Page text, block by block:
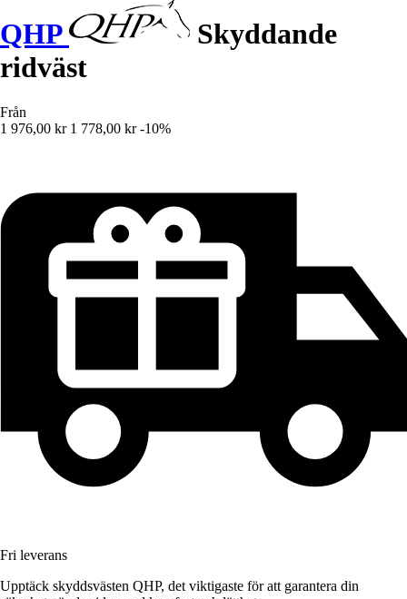
QHP
Skyddande
ridväst
Från
1 976,00 kr 1 778,00 kr -10%
Fri leverans
Upptäck skyddsvästen QHP, det viktigaste för att garantera din